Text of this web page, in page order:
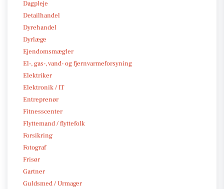
Dagpleje
Detailhandel
Dyrehandel
Dyrlæge
Ejendomsmægler
El-, gas-, vand- og fjernvarmeforsyning
Elektriker
Elektronik / IT
Entreprenør
Fitnesscenter
Flyttemand / flyttefolk
Forsikring
Fotograf
Frisør
Gartner
Guldsmed / Urmager